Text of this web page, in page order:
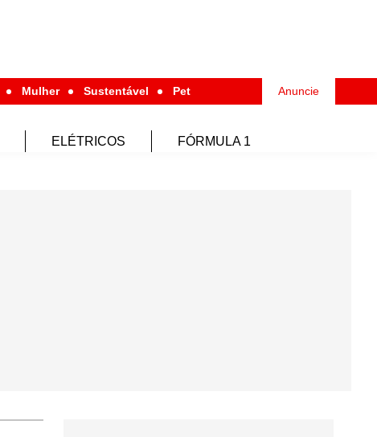
Mulher Sustentável Pet Anuncie
ELÉTRICOS FÓRMULA 1